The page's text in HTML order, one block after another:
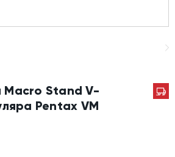
Stand V-
Pentax VM